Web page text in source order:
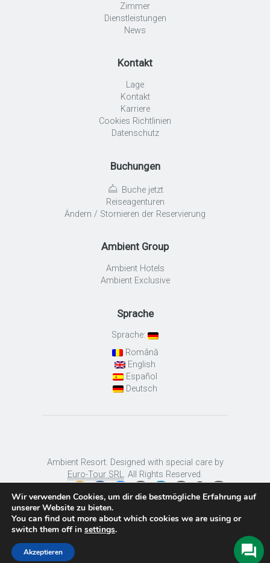
Zimmer
Dienstleistungen
News
Kontakt
Lage
Kontakt
Karriere
Cookies Richtlinien
Datenschutz
Buchungen
Buche jetzt
Reiseagenturen
Ändern / Stornieren der Reservierung
Ambient Group
Ambient Hotels
Ambient Exclusive
Sprache
Sprache:
Română
English
Español
Deutsch
Ambient Resort. Designed with special care by
Euro-Tour SRL. All Rights Reserved.
Wir verwenden Cookies, um dir die bestmögliche Erfahrung auf
unserer Website zu bieten.
You can find out more about which cookies we are using or
switch them off in settings.
Akzeptieren